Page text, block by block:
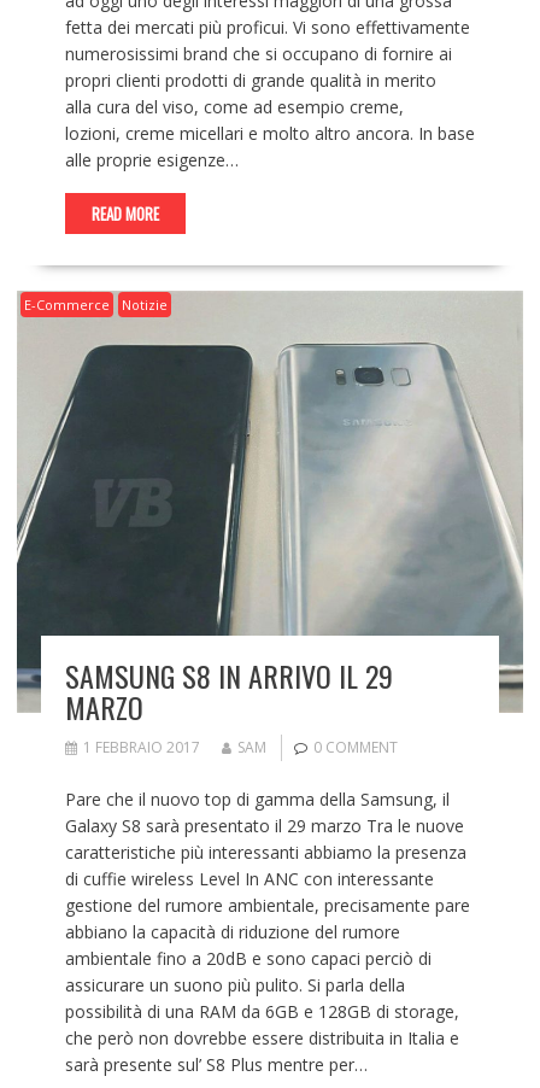
fetta dei mercati più proficui. Vi sono effettivamente
numerosissimi brand che si occupano di fornire ai
propri clienti prodotti di grande qualità in merito
alla cura del viso, come ad esempio creme,
lozioni, creme micellari e molto altro ancora. In base
alle proprie esigenze…
READ MORE
E-Commerce Notizie
SAMSUNG S8 IN ARRIVO IL 29
MARZO
1 FEBBRAIO 2017 SAM 0 COMMENT
Pare che il nuovo top di gamma della Samsung, il
Galaxy S8 sarà presentato il 29 marzo Tra le nuove
caratteristiche più interessanti abbiamo la presenza
di cuffie wireless Level In ANC con interessante
gestione del rumore ambientale, precisamente pare
abbiano la capacità di riduzione del rumore
ambientale fino a 20dB e sono capaci perciò di
assicurare un suono più pulito. Si parla della
possibilità di una RAM da 6GB e 128GB di storage,
che però non dovrebbe essere distribuita in Italia e
sarà presente sul’ S8 Plus mentre per…